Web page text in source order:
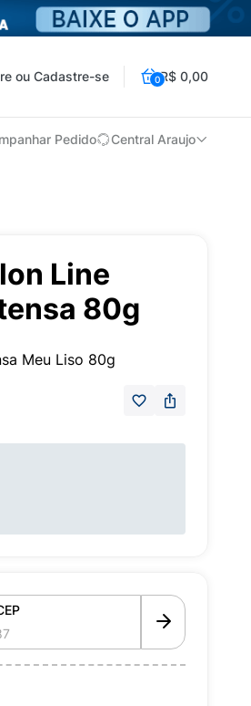
ou Cadastre-se 0R$ 0,00
Pedido Central Araujo
Line
80g
Meu Liso 80g